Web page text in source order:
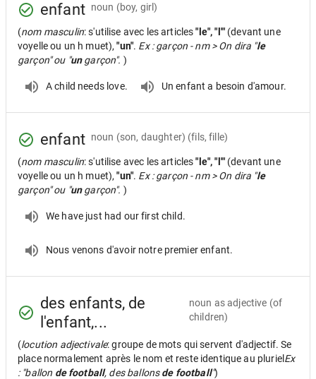
enfant noun (boy, girl)
(nom masculin: s'utilise avec les articles"le", "l'" (devant une
voyelle ou un h muet),"un". Ex : garçon - nm > On dira "le
garçon" ou "ungarçon". )
A child needs love. Un enfant a besoin d'amour.
enfant noun (son, daughter) (fils, fille)
(nom masculin: s'utilise avec les articles"le", "l'" (devant une
voyelle ou un h muet),"un". Ex : garçon - nm > On dira "le
garçon" ou "ungarçon". )
We have just had our first child.
Nous venons d'avoir notre premier enfant.
des enfants, de
l'enfant,...
noun as adjective (of
children)
(locution adjectivale: groupe de mots qui servent d'adjectif. Se
place normalement après le nom et reste identique au pluriel Ex
: "ballon de football, des ballonsde football")